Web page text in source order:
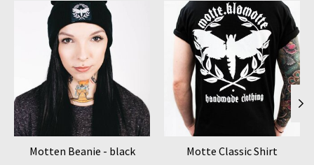
Product carousel items
Motten Beanie - black
Motte Classic Shirt